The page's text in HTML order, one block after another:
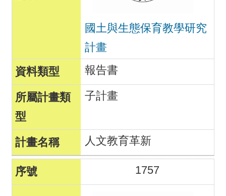
國土與生態保育教學研究
計畫
報告書
子計畫
人文教育革新
1757